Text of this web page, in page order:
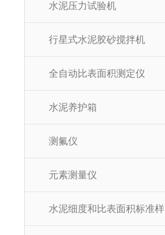
水泥压力试验机
行星式水泥胶砂搅拌机
全自动比表面积测定仪
水泥养护箱
测氟仪
元素测量仪
水泥细度和比表面积标准样